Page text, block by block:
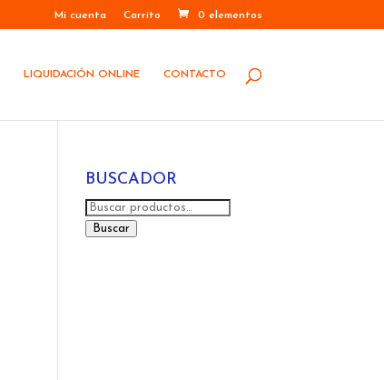
Mi cuenta Carrito 0 elementos
LIQUIDACIÓN ONLINE CONTACTO
BUSCADOR
Buscar
por:
Buscar